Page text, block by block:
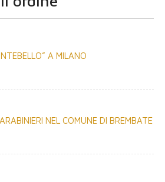
A MILANO
NEL COMUNE DI BREMBATE